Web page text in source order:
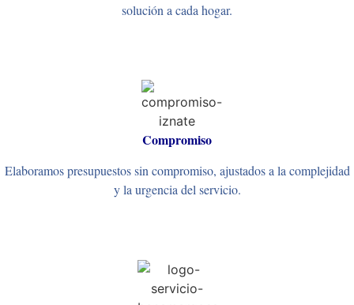
solución a cada hogar.
Compromiso
Elaboramos presupuestos sin compromiso, ajustados a la complejidad
y la urgencia del servicio.